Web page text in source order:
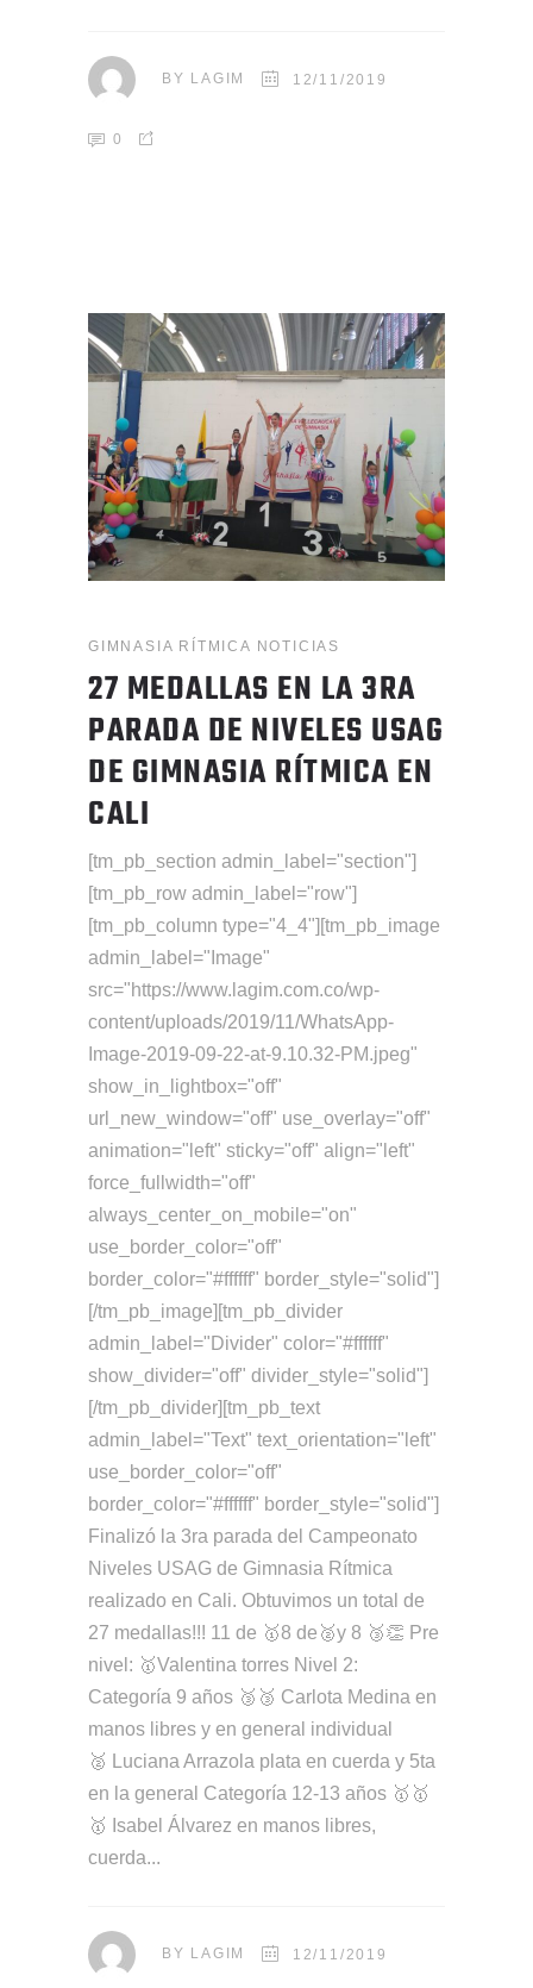
BY LAGIM 12/11/2019
0
GIMNASIA RÍTMICA NOTICIAS
27 MEDALLAS EN LA 3RA
PARADA DE NIVELES USAG
DE GIMNASIA RÍTMICA EN
CALI
[tm_pb_section admin_label="section"]
[tm_pb_row admin_label="row"]
[tm_pb_column type="4_4"][tm_pb_image
admin_label="Image"
src="https://www.lagim.com.co/wp-
content/uploads/2019/11/WhatsApp-
Image-2019-09-22-at-9.10.32-PM.jpeg"
show_in_lightbox="off"
url_new_window="off" use_overlay="off"
animation="left" sticky="off" align="left"
force_fullwidth="off"
always_center_on_mobile="on"
use_border_color="off"
border_color="#ffffff" border_style="solid"]
[/tm_pb_image][tm_pb_divider
admin_label="Divider" color="#ffffff"
show_divider="off" divider_style="solid"]
[/tm_pb_divider][tm_pb_text
admin_label="Text" text_orientation="left"
use_border_color="off"
border_color="#ffffff" border_style="solid"]
Finalizó la 3ra parada del Campeonato
Niveles USAG de Gimnasia Rítmica
realizado en Cali. Obtuvimos un total de
27 medallas!!! 11 de 🥇8 de🥈y 8 🥉👏 Pre
nivel: 🥇Valentina torres Nivel 2:
Categoría 9 años 🥉🥉 Carlota Medina en
manos libres y en general individual
🥈 Luciana Arrazola plata en cuerda y 5ta
en la general Categoría 12-13 años 🥇🥇
🥇 Isabel Álvarez en manos libres,
cuerda
BY LAGIM 12/11/2019